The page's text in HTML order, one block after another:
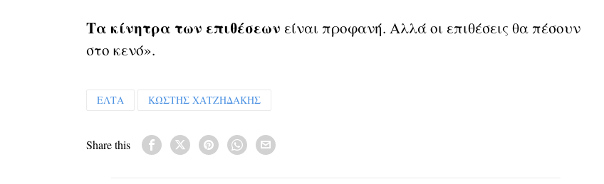
Τα κίνητρα των επιθέσεων είναι προφανή. Αλλά οι επιθέσεις θα πέσουν
στο κενό».
ΕΛΤΑ ΚΩΣΤΗΣ ΧΑΤΖΗΔΑΚΗΣ
Share this